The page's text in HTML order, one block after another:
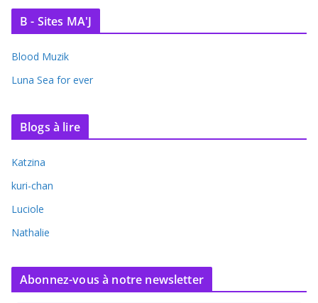
B - Sites MA'J
Blood Muzik
Luna Sea for ever
Blogs à lire
Katzina
kuri-chan
Luciole
Nathalie
Abonnez-vous à notre newsletter